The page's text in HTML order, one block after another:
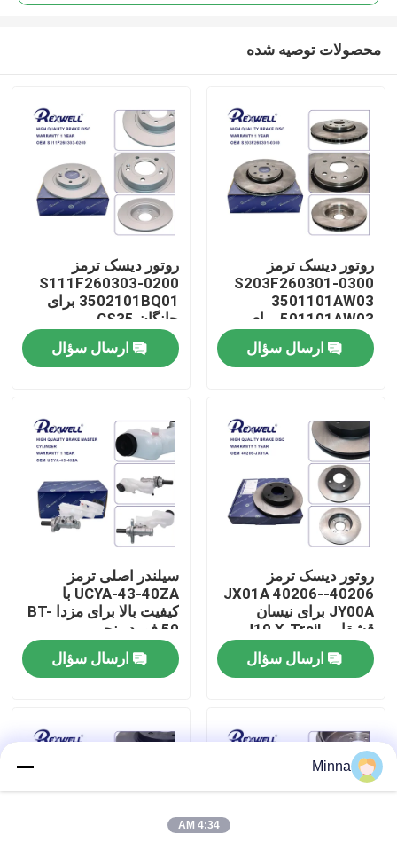
خونه
ویدیو
درباره ما
تور کارخانه
کنترل کیفیت
با ما تماس بگیرید
پرونده ها
محصولات توصیه شده
روتور دیسک ترمز
S203F260301-0300
3501101AW03
501101AW03 برای
چانگان CS55
ارسال سؤال
روتور دیسک ترمز
S111F260303-0200
3502101BQ01 برای
چانگان CS35
ارسال سؤال
روتور دیسک ترمز
40206-JX01A 40206-
JY00A برای نیسان
قشقایی J10 X-Trail
T31 Juke
ارسال سؤال
سیلندر اصلی ترمز
UCYA-43-40ZA با
کیفیت بالا برای مزدا BT-
50 فورد رنجر
ارسال سؤال
Minna
4:34 AM